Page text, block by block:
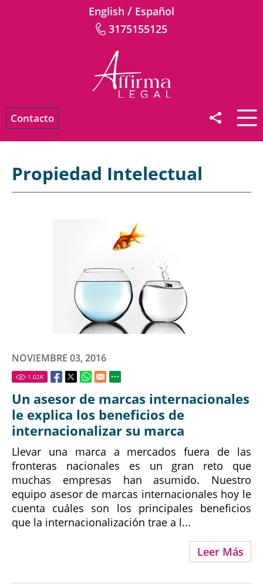
English / Español
3175155125
Contacto
Propiedad Intelectual
NOVIEMBRE 03, 2016
1.02K
Un asesor de marcas internacionales
le explica los beneficios de
internacionalizar su marca
Llevar una marca a mercados fuera de las
fronteras nacionales es un gran reto que
muchas empresas han asumido. Nuestro
equipo asesor de marcas internacionales hoy le
cuenta cuáles son los principales beneficios
que la internacionalización trae a l...
Leer Más